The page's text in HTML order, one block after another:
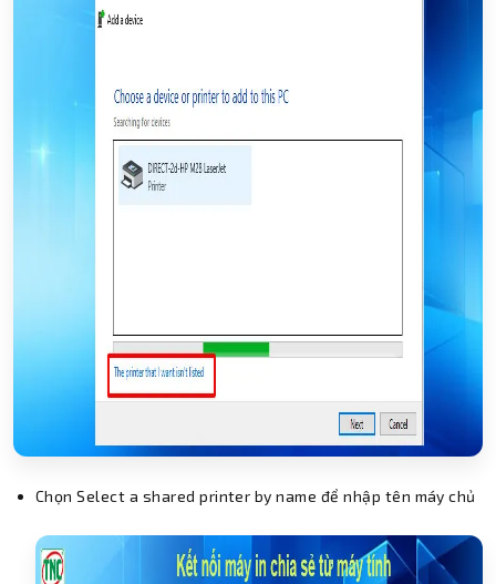
Chọn Select a shared printer by name để nhập tên máy chủ